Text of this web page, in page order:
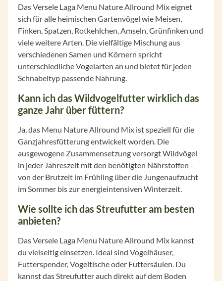
Das Versele Laga Menu Nature Allround Mix eignet
sich für alle heimischen Gartenvögel wie Meisen,
Finken, Spatzen, Rotkehlchen, Amseln, Grünfinken und
viele weitere Arten. Die vielfältige Mischung aus
verschiedenen Samen und Körnern spricht
unterschiedliche Vogelarten an und bietet für jeden
Schnabeltyp passende Nahrung.
Kann ich das Wildvogelfutter wirklich das
ganze Jahr über füttern?
Ja, das Menu Nature Allround Mix ist speziell für die
Ganzjahresfütterung entwickelt worden. Die
ausgewogene Zusammensetzung versorgt Wildvögel
in jeder Jahreszeit mit den benötigten Nährstoffen -
von der Brutzeit im Frühling über die Jungenaufzucht
im Sommer bis zur energieintensiven Winterzeit.
Wie sollte ich das Streufutter am besten
anbieten?
Das Versele Laga Menu Nature Allround Mix kannst
du vielseitig einsetzen. Ideal sind Vogelhäuser,
Futterspender, Vogeltische oder Futtersäulen. Du
kannst das Streufutter auch direkt auf dem Boden